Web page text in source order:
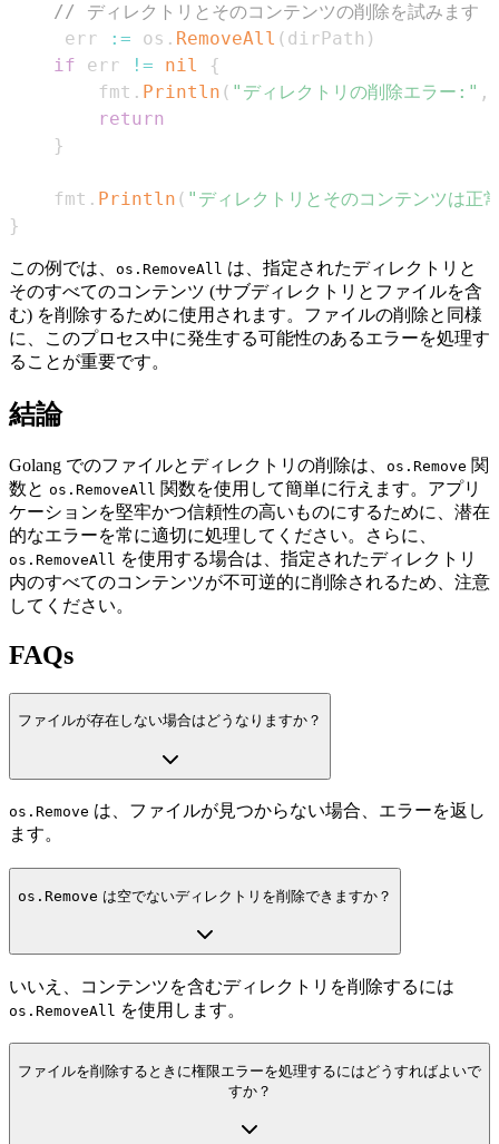
// ディレクトリとそのコンテンツの削除を試みます
	 err
:= os . RemoveAll ( dirPath )
if err != nil
{
		fmt
. Println ( "ディレクトリの削除エラー:" ,
return
}
	fmt
. Println ( "ディレクトリとそのコンテンツは正
}
この例では、 os.RemoveAll は、指定されたディレクトリと
そのすべてのコンテンツ (サブディレクトリとファイルを含
む) を削除するために使用されます。ファイルの削除と同様
に、このプロセス中に発生する可能性のあるエラーを処理す
ることが重要です。
結論
Golang でのファイルとディレクトリの削除は、 os.Remove 関
数と os.RemoveAll 関数を使用して簡単に行えます。アプリ
ケーションを堅牢かつ信頼性の高いものにするために、潜在
的なエラーを常に適切に処理してください。さらに、
os.RemoveAll を使用する場合は、指定されたディレクトリ
内のすべてのコンテンツが不可逆的に削除されるため、注意
してください。
FAQs
ファイルが存在しない場合はどうなりますか？
os.Remove は、ファイルが見つからない場合、エラーを返し
ます。
os.Remove は空でないディレクトリを削除できますか？
いいえ、コンテンツを含むディレクトリを削除するには
os.RemoveAll を使用します。
ファイルを削除するときに権限エラーを処理するにはどうすればよいで
すか？